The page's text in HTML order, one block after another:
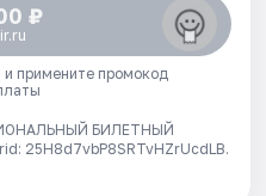
₽
примените промокод
БИЛЕТНЫЙ
25H8d7vbP8SRTvHZrUcdLB.